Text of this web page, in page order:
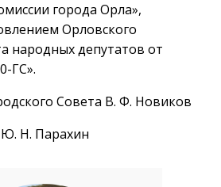
города Орла»,
Орловского
народных депутатов от
ГС».
Совета В. Ф. Новиков
Н. Парахин